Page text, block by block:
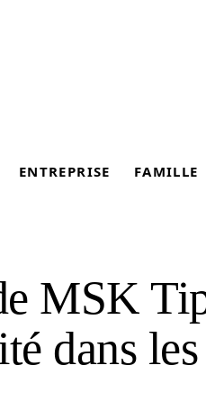
ENTREPRISE FAMILLE
MSK
dans